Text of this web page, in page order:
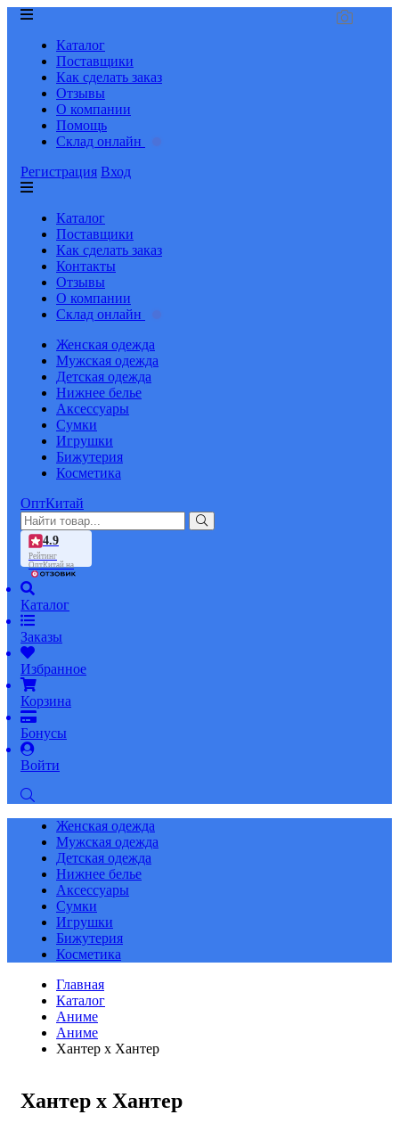
Каталог
Поставщики
Как сделать заказ
Отзывы
О компании
Помощь
Склад онлайн
Регистрация Вход
Каталог
Поставщики
Как сделать заказ
Контакты
Отзывы
О компании
Склад онлайн
Женская одежда
Мужская одежда
Детская одежда
Нижнее белье
Аксессуары
Сумки
Игрушки
Бижутерия
Косметика
ОптКитай
4.9
Рейтинг
ОптКитай на
Каталог
Заказы
Избранное
Корзина
Бонусы
Войти
Женская одежда
Мужская одежда
Детская одежда
Нижнее белье
Аксессуары
Сумки
Игрушки
Бижутерия
Косметика
Главная
Каталог
Аниме
Аниме
Хантер х Хантер
Хантер х Хантер